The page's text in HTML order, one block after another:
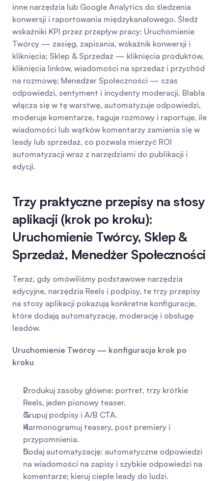
inne narzędzia lub Google Analytics do śledzenia
konwersji i raportowania międzykanałowego. Śledź
wskaźniki KPI przez przepływ pracy: Uruchomienie
Twórcy — zasięg, zapisania, wskaźnik konwersji i
kliknięcia; Sklep & Sprzedaż — kliknięcia produktów,
kliknięcia linków, wiadomości na sprzedaż i przychód
na rozmowę; Menedżer Społeczności — czas
odpowiedzi, sentyment i incydenty moderacji. Blabla
włącza się w tę warstwę, automatyzuje odpowiedzi,
moderuje komentarze, taguje rozmowy i raportuje, ile
wiadomości lub wątków komentarzy zamienia się w
leady lub sprzedaż, co pozwala mierzyć ROI
automatyzacji wraz z narzędziami do publikacji i
edycji.
Trzy praktyczne przepisy na stosy
aplikacji (krok po kroku):
Uruchomienie Twórcy, Sklep &
Sprzedaż, Menedżer Społeczności
Teraz, gdy omówiliśmy podstawowe narzędzia
edycyjne, narzędzia Reels i podpisy, te trzy przepisy
na stosy aplikacji pokazują konkretne konfiguracje,
które dodają automatyzację, moderację i obsługę
leadów.
Uruchomienie Twórcy — konfiguracja krok po
kroku
Produkuj zasoby główne: portret, trzy krótkie
Reels, jeden pionowy teaser.
Grupuj podpisy i A/B CTA.
Harmonogramuj teasery, post premiery i
przypomnienia.
Dodaj automatyzację: automatyczne odpowiedzi
na wiadomości na zapisy i szybkie odpowiedzi na
komentarze; kieruj ciepłe leady do ludzi.